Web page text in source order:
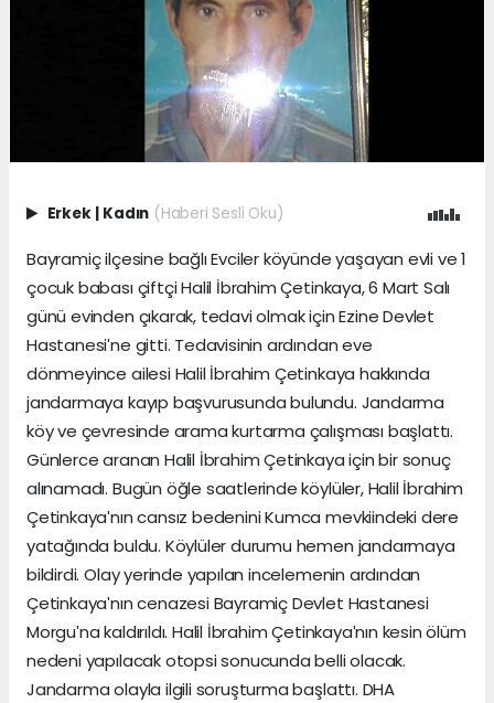
Erkek Kadın (Haberi Sesli Oku)
Bayramiç ilçesine bağlı Evciler köyünde yaşayan evli ve 1
çocuk babası çiftçi Halil İbrahim Çetinkaya, 6 Mart Salı
günü evinden çıkarak, tedavi olmak için Ezine Devlet
Hastanesiʹne gitti. Tedavisinin ardından eve
dönmeyince ailesi Halil İbrahim Çetinkaya hakkında
jandarmaya kayıp başvurusunda bulundu. Jandarma
köy ve çevresinde arama kurtarma çalışması başlattı.
Günlerce aranan Halil İbrahim Çetinkaya için bir sonuç
alınamadı. Bugün öğle saatlerinde köylüler, Halil İbrahim
Çetinkayaʹnın cansız bedenini Kumca mevkiindeki dere
yatağında buldu. Köylüler durumu hemen jandarmaya
bildirdi. Olay yerinde yapılan incelemenin ardından
Çetinkayaʹnın cenazesi Bayramiç Devlet Hastanesi
Morguʹna kaldırıldı. Halil İbrahim Çetinkayaʹnın kesin ölüm
nedeni yapılacak otopsi sonucunda belli olacak.
Jandarma olayla ilgili soruşturma başlattı. DHA